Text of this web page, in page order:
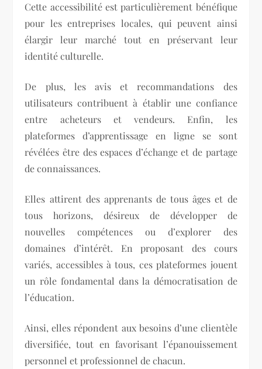
Cette accessibilité est particulièrement bénéfique
pour les entreprises locales, qui peuvent ainsi
élargir leur marché tout en préservant leur
identité culturelle.
De plus, les avis et recommandations des
utilisateurs contribuent à établir une confiance
entre acheteurs et vendeurs. Enfin, les
plateformes d’apprentissage en ligne se sont
révélées être des espaces d’échange et de partage
de connaissances.
Elles attirent des apprenants de tous âges et de
tous horizons, désireux de développer de
nouvelles compétences ou d’explorer des
domaines d’intérêt. En proposant des cours
variés, accessibles à tous, ces plateformes jouent
un rôle fondamental dans la démocratisation de
l’éducation.
Ainsi, elles répondent aux besoins d’une clientèle
diversifiée, tout en favorisant l’épanouissement
personnel et professionnel de chacun.